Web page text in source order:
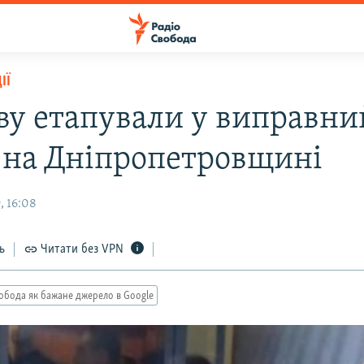
етапували у
Дніпропетровщині
16:08
Читати без VPN
як бажане джерело в Google